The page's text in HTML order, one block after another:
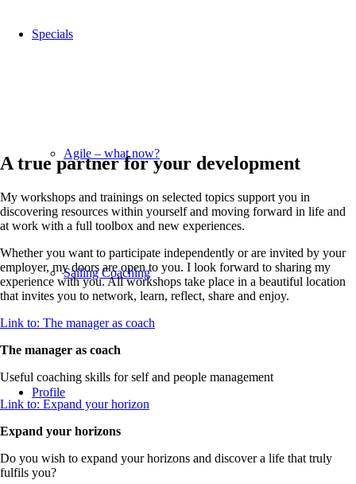
Specials
Agile – what now?
Sailing Coaching
Profile
A true partner for your development
My workshops and trainings on selected topics support you in
discovering resources within yourself and moving forward in life and
at work with a full toolbox and new experiences.
Whether you want to participate independently or are invited by your
employer, my doors are open to you. I look forward to sharing my
experience with you. All workshops take place in a beautiful location
that invites you to network, learn, reflect, share and enjoy.
Link to: The manager as coach
The manager as coach
Useful coaching skills for self and people management
Link to: Expand your horizon
Expand your horizons
Do you wish to expand your horizons and discover a life that truly
fulfils you?